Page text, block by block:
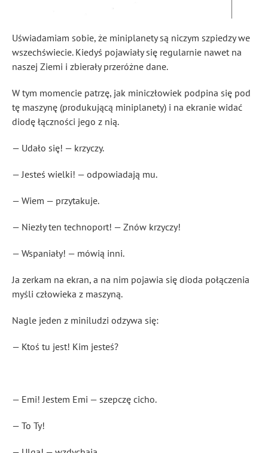
Uświadamiam sobie, że miniplanety są niczym szpiedzy we
wszechświecie. Kiedyś pojawiały się regularnie nawet na
naszej Ziemi i zbierały przeróżne dane.
W tym momencie patrzę, jak miniczłowiek podpina się pod
tę maszynę (produkującą miniplanety) i na ekranie widać
diodę łączności jego z nią.
— Udało się! — krzyczy.
— Jesteś wielki! — odpowiadają mu.
— Wiem — przytakuje.
— Niezły ten technoport! — Znów krzyczy!
— Wspaniały! — mówią inni.
Ja zerkam na ekran, a na nim pojawia się dioda połączenia
myśli człowieka z maszyną.
Nagle jeden z miniludzi odzywa się:
— Ktoś tu jest! Kim jesteś?
— Emi! Jestem Emi — szepczę cicho.
— To Ty!